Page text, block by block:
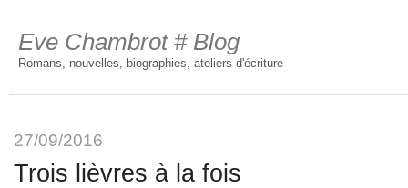
Eve Chambrot # Blog
Romans, nouvelles, biographies, ateliers d'écriture
27/09/2016
Trois lièvres à la fois